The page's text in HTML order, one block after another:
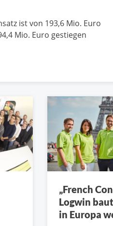
ist von 193,6 Mio. Euro
Mio. Euro gestiegen
„French
Logwin
in Europa